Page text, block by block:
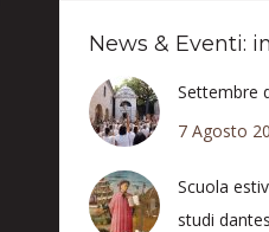
News & Eventi:
Settembre
7 Agosto
Scuola
studi